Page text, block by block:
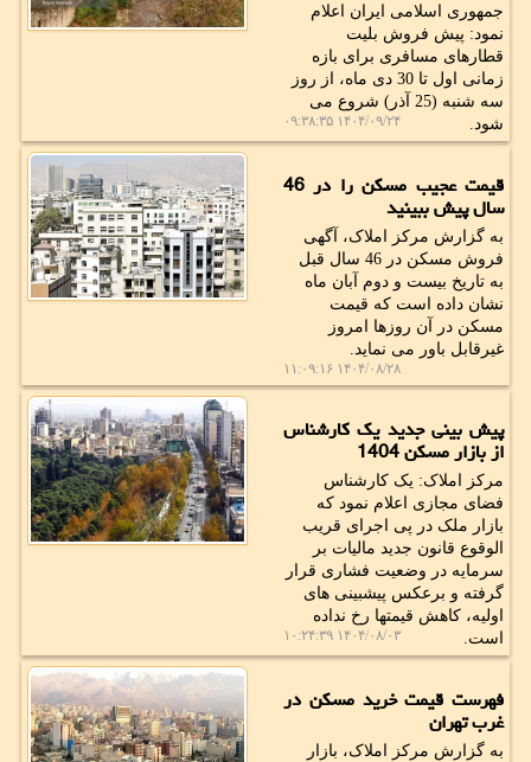
جمهوری اسلامی ایران اعلام
نمود: پیش فروش بلیت
قطارهای مسافری برای بازه
زمانی اول تا 30 دی ماه، از روز
سه شنبه (25 آذر) شروع می
شود.
۱۴۰۴/۰۹/۲۴ ۰۹:۳۸:۳۵
قیمت عجیب مسکن را در 46
سال پیش ببینید
به گزارش مرکز املاک، آگهی
فروش مسکن در 46 سال قبل
به تاریخ بیست و دوم آبان ماه
نشان داده است که قیمت
مسکن در آن روزها امروز
غیرقابل باور می نماید.
۱۴۰۴/۰۸/۲۸ ۱۱:۰۹:۱۶
پیش بینی جدید یک کارشناس
از بازار مسکن 1404
مرکز املاک: یک کارشناس
فضای مجازی اعلام نمود که
بازار ملک در پی اجرای قریب
الوقوع قانون جدید مالیات بر
سرمایه در وضعیت فشاری قرار
گرفته و برعکس پیشبینی های
اولیه، کاهش قیمتها رخ نداده
است.
۱۴۰۴/۰۸/۰۳ ۱۰:۲۴:۳۹
فهرست قیمت خرید مسکن در
غرب تهران
به گزارش مرکز املاک، بازار